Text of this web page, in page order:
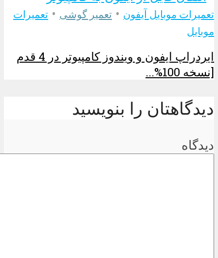
تعمیرات موبایل آیفون • تعمیر گوشی • تعمیرات
موبایل
ایردراپ ایفون و ویندوز کامپیوتر در 4 قدم
[نسخه 100%...
دیدگاهتان را بنویسید
دیدگاه